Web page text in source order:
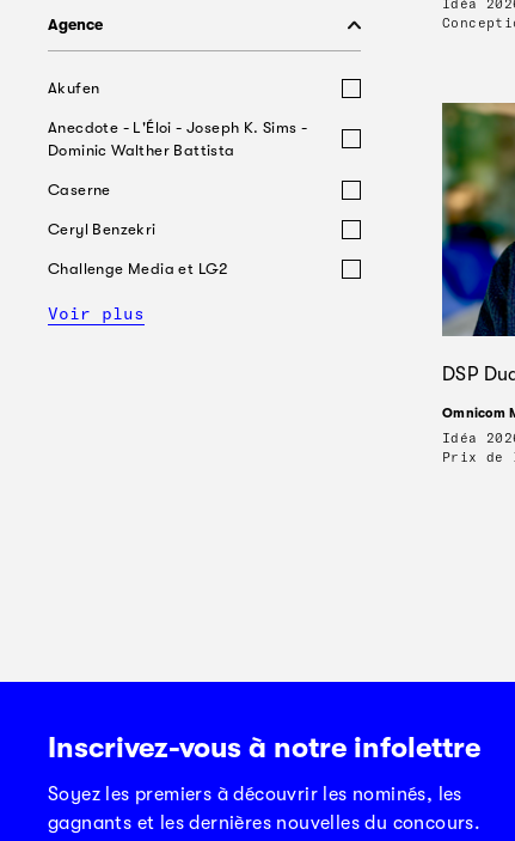
Agence
Akufen
Anecdote - L'Éloi - Joseph K. Sims -
Dominic Walther Battista
Caserne
Ceryl Benzekri
Challenge Media et LG2
Voir plus
Idéa
DSP
Omnicom
Idéa
Prix de
Inscrivez-vous à notre infolettre
Soyez les premiers à découvrir les nominés, les
gagnants et les dernières nouvelles du concours.